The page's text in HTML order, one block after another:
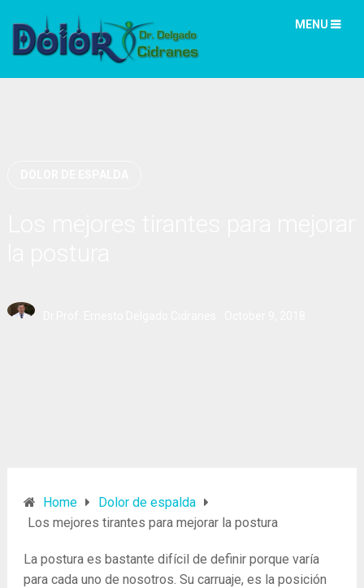
MENU
Home
Dolor de espalda
Los mejores tirantes para mejorar la postura
La postura es bastante difícil de definir porque varía
para cada uno de nosotros. Su carruaje, es la posición